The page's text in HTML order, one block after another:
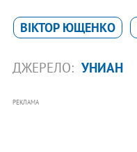
ВІКТОР ЮЩЕНКО
ДЖЕРЕЛО: УНИАН
РЕКЛАМА